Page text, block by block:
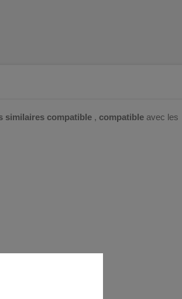
similaires compatible , compatible avec les